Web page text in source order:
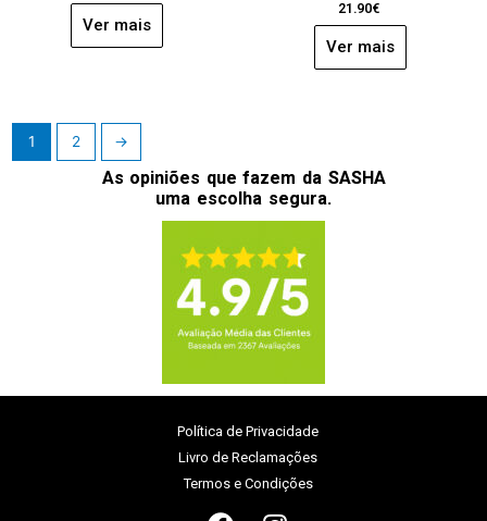
Ver mais
21.90€
Ver mais
1 2 →
As opiniões que fazem da SASHA
uma escolha segura.
Política de Privacidade
Livro de Reclamações
Termos e Condições